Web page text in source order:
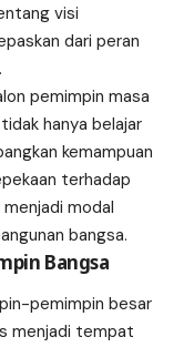
visi
dari peran
pemimpin masa
hanya belajar
kemampuan
terhadap
modal
bangsa.
Bangsa
pemimpin besar
menjadi tempat